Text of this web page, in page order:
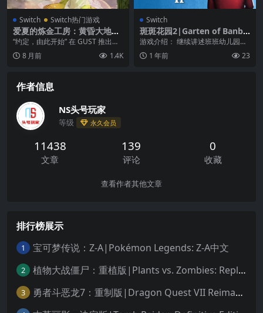
Switch Switch热门游戏
爱夏的炼金工房：黄昏大地之
炼金术士DX|Atelier Ayesha:
The Alchemist of Dusk DX
中文
“约定，由此开始” 在 GUST 推出的
人气 RPG 游戏“炼金工房”系列当
中，...8 月前 1.4K
Switch
斑斑花园2|Garten of Banba
n 2
游戏介绍： 继续讲述班班幼儿园的
故事。深入了解这个奇怪的机构，
这里被怀疑是空的。...
1 年前 23
作者信息
NS头号玩家
等级 永久会员
11438
文章
139
评论
0
收藏
查看作者其他文章
排行榜展示
1 宝可梦传说：Z-A|Pokémon Legends: Z-A中文
2 植物大战僵尸：重植版|Plants vs. Zombies: Replanted中文
3 勇者斗恶龙7：重制版|Dragon Quest VII Reimagined中文